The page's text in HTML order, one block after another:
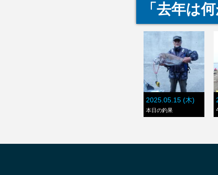
「去年は
2025.05.15 (木)
本日の釣果